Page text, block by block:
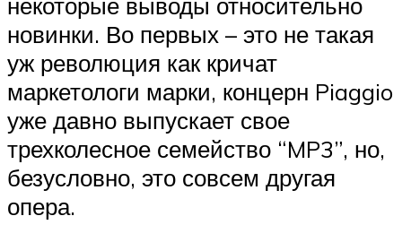
новинки. Во первых – это не такая
уж революция как кричат
маркетологи марки, концерн Piaggio
уже давно выпускает свое
трехколесное семейство “MP3”, но,
безусловно, это совсем другая
опера.